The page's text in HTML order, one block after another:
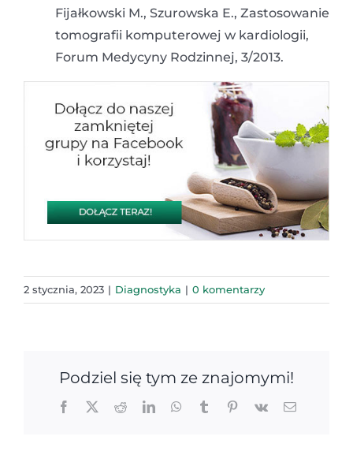
Fijałkowski M., Szurowska E., Zastosowanie
tomografii komputerowej w kardiologii,
Forum Medycyny Rodzinnej, 3/2013.
2 stycznia, 2023 | Diagnostyka | 0 komentarzy
Podziel się tym ze znajomymi!
Facebook
X RedditLinkedInWhatsApp
TumblrPinterest
Vk Email